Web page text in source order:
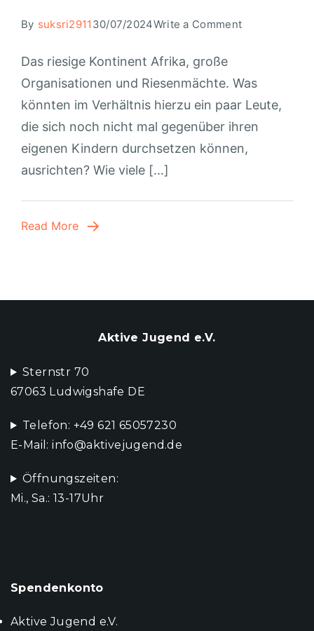
By suksri2911 30/07/2024Write a Comment
Das riesige Kontinent Afrika, große
Organisationen und Riesenmächte. Was
könnten im Verhältnis hierzu ein paar Leute,
die sich noch nicht mal gegenüber ihren
eigenen Kindern durchsetzen können,
ausrichten? Wie viele […]
Read More
Aktive Jugend e.V.
Sternstr 70
67063 Ludwigshafe DE
Telefon: +49 621 65057230
E-Mail: info@aktivejugend.de
Öffnungszeiten:
Mi., Sa.: 13-17Uhr
Spendenkonto
Aktive Jugend e.V.